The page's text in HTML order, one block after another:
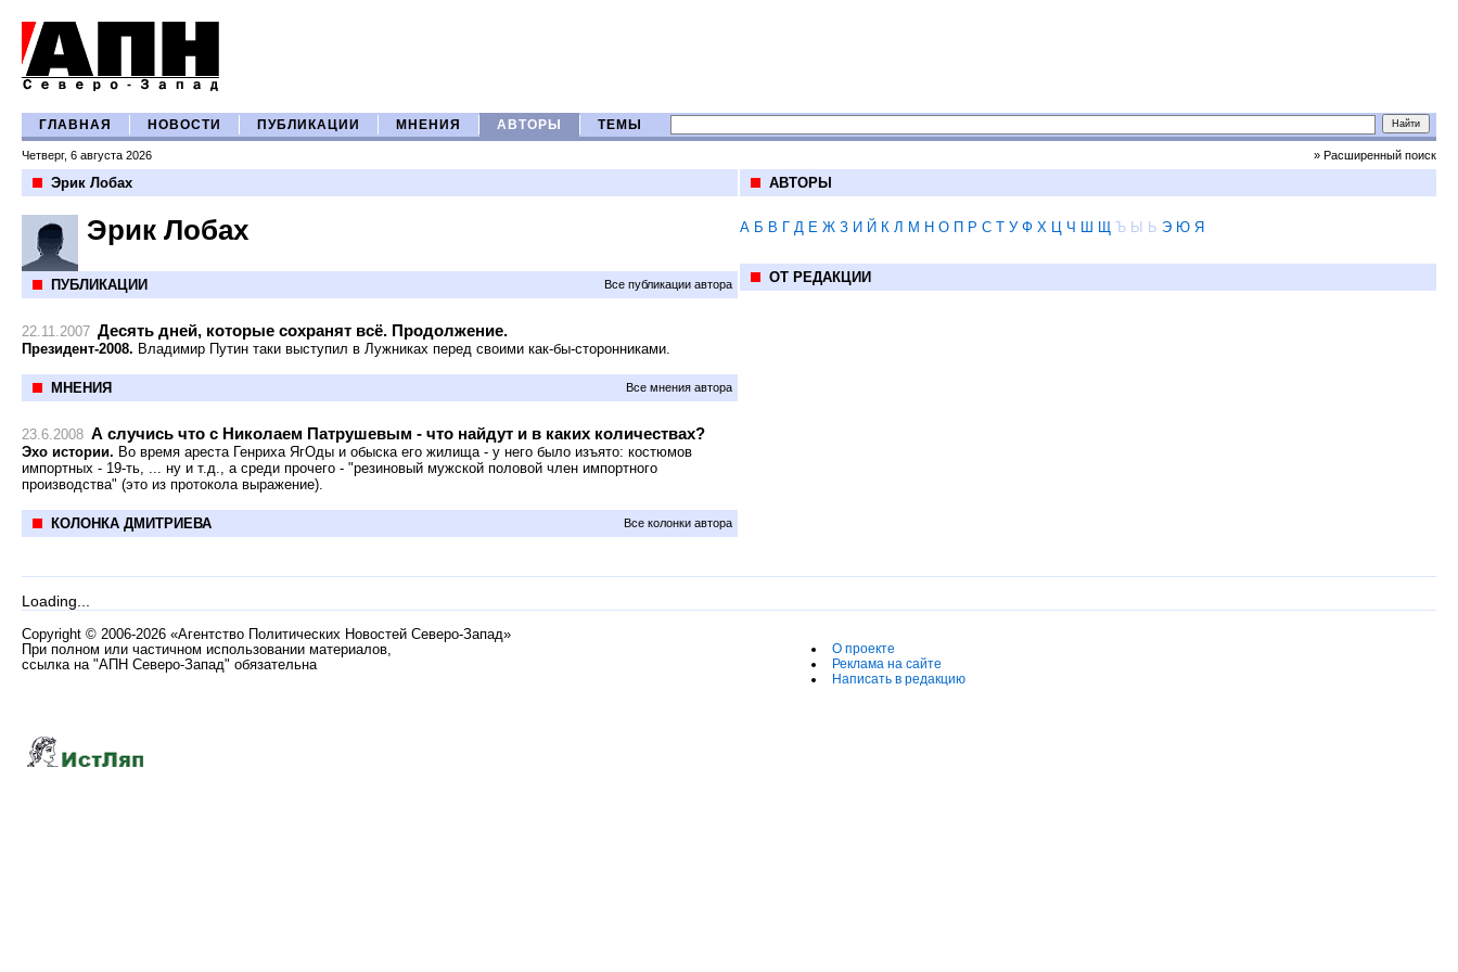
ГЛАВНАЯ НОВОСТИ ПУБЛИКАЦИИ МНЕНИЯ АВТОРЫ ТЕМЫ
Четверг, 6 августа 2026 » Расширенный поиск
Эрик Лобах
Эрик Лобах
ПУБЛИКАЦИИ Все публикации автора
22.11.2007 Десять дней, которые сохранят всё. Продолжение.
Президент-2008. Владимир Путин таки выступил в Лужниках перед своими как-бы-сторонниками.
МНЕНИЯ Все мнения автора
23.6.2008 А случись что с Николаем Патрушевым - что найдут и в каких количествах?
Эхо истории. Во время ареста Генриха ЯгОды и обыска его жилища - у него было изъято: костюмов
импортных - 19-ть, ... ну и т.д., а среди прочего - "резиновый мужской половой член импортного
производства" (это из протокола выражение).
КОЛОНКА ДМИТРИЕВА Все колонки автора
АВТОРЫ
А Б В Г Д Е Ж З И Й К Л М Н О П Р С Т У Ф Х Ц Ч Ш Щ Ъ Ы Ь Э Ю Я
ОТ РЕДАКЦИИ
Loading...
Copyright © 2006-2026 «Агентство Политических Новостей Северо-Запад»
При полном или частичном использовании материалов,
ссылка на "АПН Северо-Запад" обязательна
О проекте
Реклама на сайте
Написать в редакцию